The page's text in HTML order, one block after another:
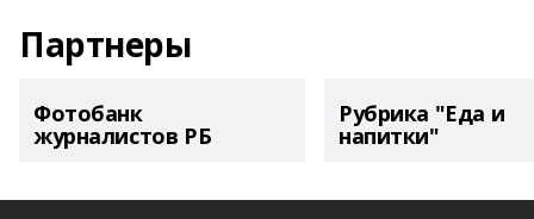
Партнеры
Фотобанк
журналистов РБ
Рубрика "Еда и
напитки"